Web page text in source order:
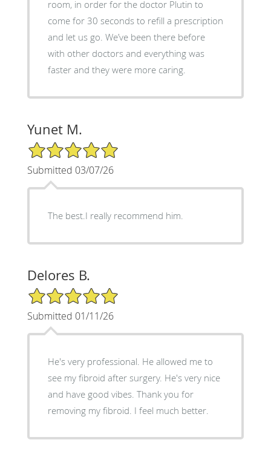
room, in order for the doctor Plutin to
come for 30 seconds to refill a prescription
and let us go. We’ve been there before
with other doctors and everything was
faster and they were more caring.
Yunet M.
5/5 Star Rating
Submitted 03/07/26
The best.I really recommend him.
Delores B.
5/5 Star Rating
Submitted 01/11/26
He's very professional. He allowed me to
see my fibroid after surgery. He's very nice
and have good vibes. Thank you for
removing my fibroid. I feel much better.